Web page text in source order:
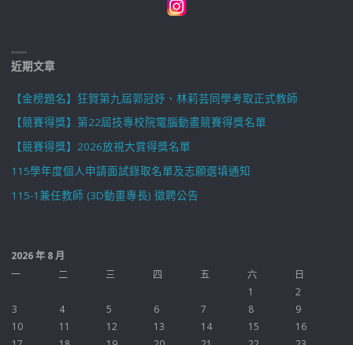
近期文章
【金榜題名】狂賀第九屆郭冠妤、林莉芸同學考取正式教師
【競賽得獎】第22屆技專校院電腦動畫競賽得獎名單
【競賽得獎】2026放視大賞得獎名單
115學年度個人申請面試錄取名單及志願選填通知
115-1兼任教師 (3D動畫專長) 徵聘公告
2026 年 8 月
一
二 三 四 五 六
日
1
2
3
4 5 6 7 8
9
10
11 12 13 14 15
16